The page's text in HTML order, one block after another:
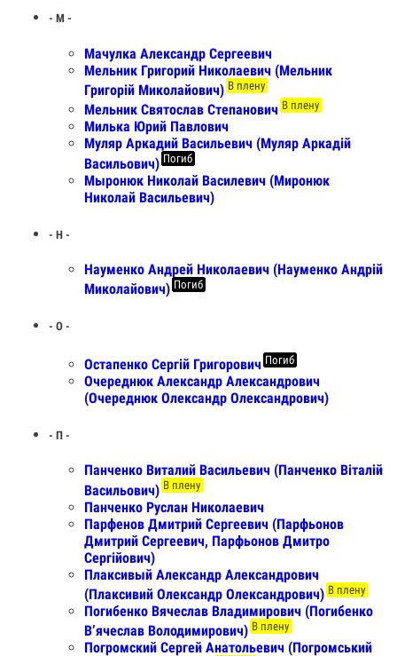
- М -
Мачулка Александр Сергеевич
Мельник Григорий Николаевич (Мельник
Григорій Миколайович) В плену
Мельник Святослав Степанович В плену
Милька Юрий Павлович
Муляр Аркадий Васильевич (Муляр Аркадій
Васильович) Погиб
Мыронюк Николай Василевич (Миронюк
Николай Васильевич)
- Н -
Науменко Андрей Николаевич (Науменко Андрій
Миколайович) Погиб
- О -
Остапенко Сергій Григорович Погиб
Очереднюк Александр Александрович
(Очереднюк Олександр Олександрович)
- П -
Панченко Виталий Васильевич (Панченко Віталій
Васильович) В плену
Панченко Руслан Николаевич
Парфенов Дмитрий Сергеевич (Парфьонов
Дмитрий Сергеевич, Парфьонов Дмитро
Сергійович)
Плаксивый Александр Александрович
(Плаксивий Олександр Олександрович) В плену
Погибенко Вячеслав Владимирович (Погибенко
Вʼячеслав Володимирович) В плену
Погромский Сергей Анатольевич (Погромський